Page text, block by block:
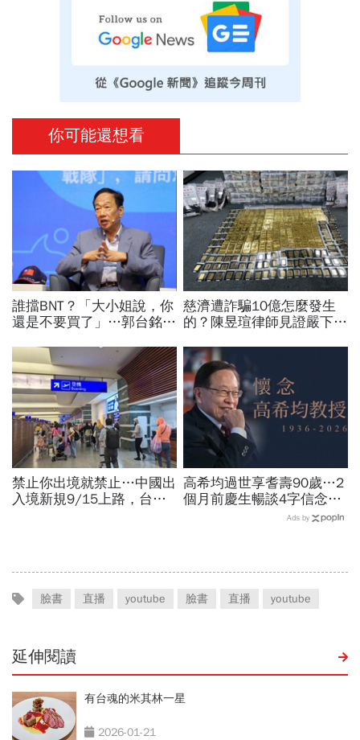
你可能還想看
誰擋BNT？「大小姐說，你
還是不要買了」…郭台銘曝
回應了
慈濟遭詐騙10億怎麼發生
的？陳昱瑄律師見證嚴下跪
金，洗錢手法曝光…慈濟回
應了
禁止你出境就禁止…中國出
入境新規9/15上路，台灣
高希均過世享耆壽90歲…2
個月前慶生暢談4字信念，
回憶錄給讀者忠告：自求多
Ads by
臉書 直播 youtube 臉書 直播 youtube
延伸閱讀
有台魂的米其林一星
2026-01-21